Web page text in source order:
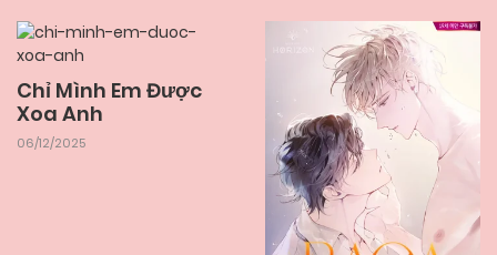
Chỉ Mình Em Được
Xoa Anh
06/12/2025